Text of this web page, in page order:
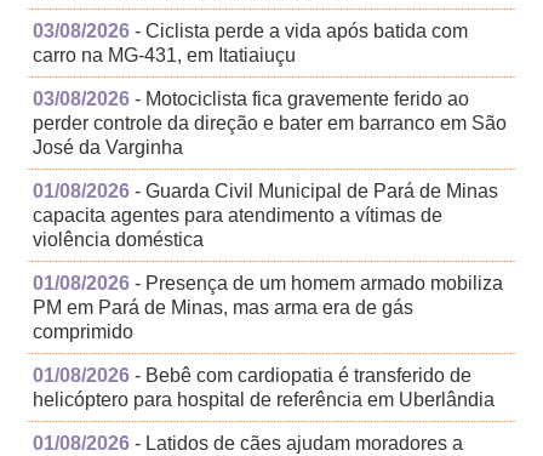
03/08/2026 - Ciclista perde a vida após batida com
carro na MG-431, em Itatiaiuçu
03/08/2026 - Motociclista fica gravemente ferido ao
perder controle da direção e bater em barranco em São
José da Varginha
01/08/2026 - Guarda Civil Municipal de Pará de Minas
capacita agentes para atendimento a vítimas de
violência doméstica
01/08/2026 - Presença de um homem armado mobiliza
PM em Pará de Minas, mas arma era de gás
comprimido
01/08/2026 - Bebê com cardiopatia é transferido de
helicóptero para hospital de referência em Uberlândia
01/08/2026 - Latidos de cães ajudam moradores a